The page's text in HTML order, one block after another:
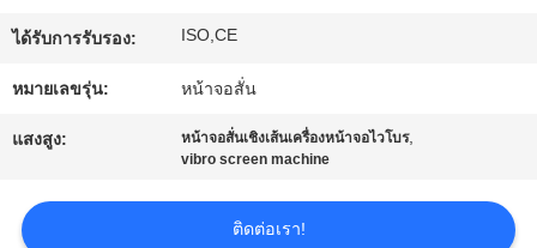
เรา
ได้รับการรับรอง: ISO,CE
หมายเลขรุ่น: หน้าจอสั่น
แสงสูง: หน้าจอสั่นเชิงเส้นเครื่องหน้าจอไวโบร,
vibro screen machine
ติดต่อเรา!